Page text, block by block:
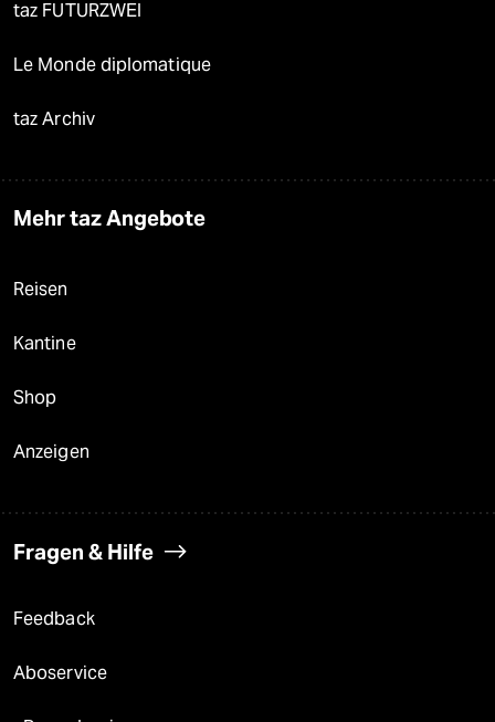
taz FUTURZWEI
Le Monde diplomatique
taz Archiv
Mehr taz Angebote
Reisen
Kantine
Shop
Anzeigen
Fragen & Hilfe
Feedback
Aboservice